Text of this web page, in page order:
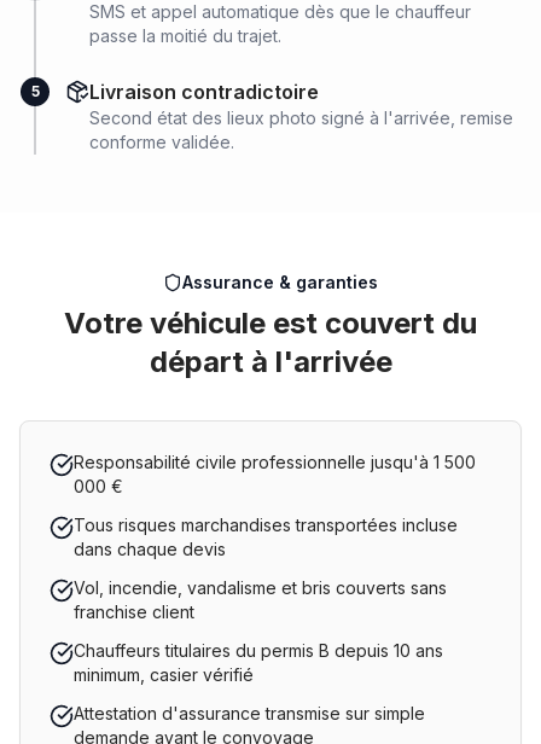
SMS et appel automatique dès que le chauffeur
passe la moitié du trajet.
5 Livraison contradictoire
Second état des lieux photo signé à l'arrivée, remise
conforme validée.
Assurance & garanties
Votre véhicule est couvert du
départ à l'arrivée
Responsabilité civile professionnelle jusqu'à 1 500
000 €
Tous risques marchandises transportées incluse
dans chaque devis
Vol, incendie, vandalisme et bris couverts sans
franchise client
Chauffeurs titulaires du permis B depuis 10 ans
minimum, casier vérifié
Attestation d'assurance transmise sur simple
demande avant le convoyage